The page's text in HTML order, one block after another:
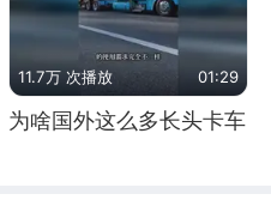
11.7万 次播放 01:29
为啥国外这么多长头卡车